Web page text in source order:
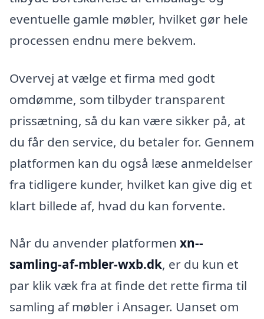
eventuelle gamle møbler, hvilket gør hele
processen endnu mere bekvem.
Overvej at vælge et firma med godt
omdømme, som tilbyder transparent
prissætning, så du kan være sikker på, at
du får den service, du betaler for. Gennem
platformen kan du også læse anmeldelser
fra tidligere kunder, hvilket kan give dig et
klart billede af, hvad du kan forvente.
Når du anvender platformen xn--
samling-af-mbler-wxb.dk, er du kun et
par klik væk fra at finde det rette firma til
samling af møbler i Ansager. Uanset om